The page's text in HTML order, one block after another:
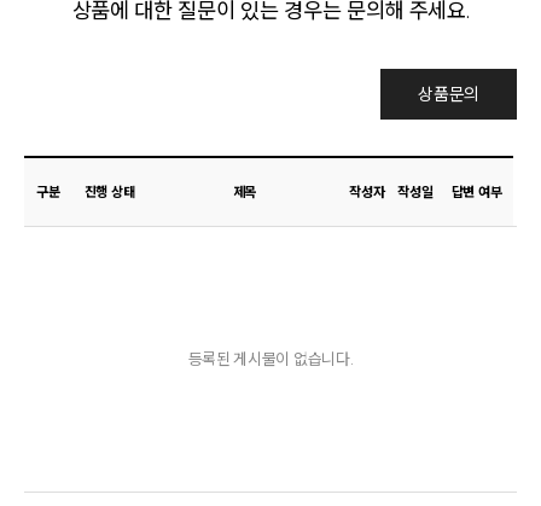
상품에 대한 질문이 있는 경우는 문의해 주세요.
상품문의
구분 진행 상태 제목 작성자 작성일 답변 여부
등록된 게시물이 없습니다.